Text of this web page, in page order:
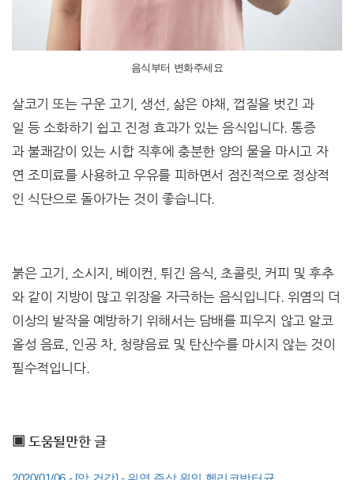
음식부터 변화주세요
살코기 또는 구운 고기, 생선, 삶은 야채, 껍질을 벗긴 과
일 등 소화하기 쉽고 진정 효과가 있는 음식입니다. 통증
과 불쾌감이 있는 시합 직후에 충분한 양의 물을 마시고 자
연 조미료를 사용하고 우유를 피하면서 점진적으로 정상적
인 식단으로 돌아가는 것이 좋습니다.
붉은 고기, 소시지, 베이컨, 튀긴 음식, 초콜릿, 커피 및 후추
와 같이 지방이 많고 위장을 ​​자극하는 음식입니다. 위염의 더
이상의 발작을 예방하기 위해서는 담배를 피우지 않고 알코
올성 음료, 인공 차, 청량음료 및 탄산수를 마시지 않는 것이
필수적입니다.
▣ 도움될만한 글